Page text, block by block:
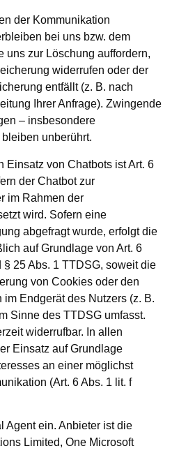
der Kommunikation
bei uns bzw. dem
uns zur Löschung auffordern,
widerrufen oder der
entfällt (z. B. nach
Ihrer Anfrage). Zwingende
– insbesondere
unberührt.
Einsatz von Chatbots ist Art. 6
der Chatbot zur
im Rahmen der
wird. Sofern eine
abgefragt wurde, erfolgt die
auf Grundlage von Art. 6
25 Abs. 1 TTDSG, soweit die
von Cookies oder den
im Endgerät des Nutzers (z. B.
Sinne des TTDSG umfasst.
widerrufbar. In allen
Einsatz auf Grundlage
an einer möglichst
(Art. 6 Abs. 1 lit. f
Agent ein. Anbieter ist die
Limited, One Microsoft